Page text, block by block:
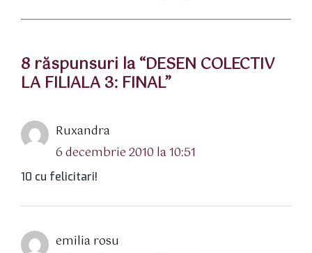
8 răspunsuri la “DESEN COLECTIV
LA FILIALA 3: FINAL”
Ruxandra
6 decembrie 2010 la 10:51
10 cu felicitari!
emilia rosu